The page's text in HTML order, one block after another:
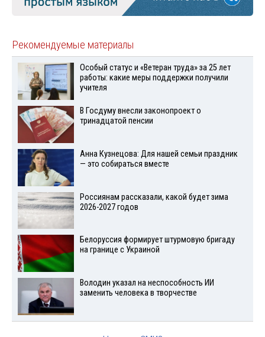
Рекомендуемые материалы
Особый статус и «Ветеран труда» за 25 лет
работы: какие меры поддержки получили
учителя
В Госдуму внесли законопроект о
тринадцатой пенсии
Анна Кузнецова: Для нашей семьи праздник
— это собираться вместе
Россиянам рассказали, какой будет зима
2026-2027 годов
Белоруссия формирует штурмовую бригаду
на границе с Украиной
Володин указал на неспособность ИИ
заменить человека в творчестве